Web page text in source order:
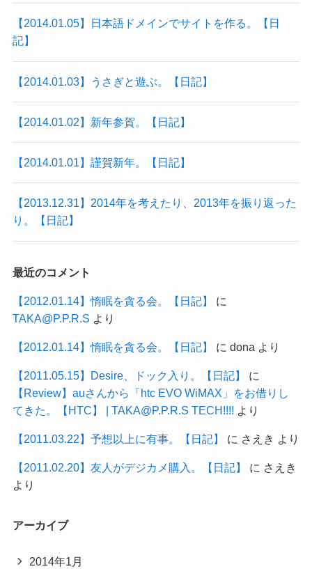
【2014.01.05】日本語ドメインでサイトを作る。【日
記】
【2014.01.03】うさぎと遊ぶ。【日記】
【2014.01.02】新年参賀。【日記】
【2014.01.01】謹賀新年。【日記】
【2013.12.31】2014年を考えたり、2013年を振り返った
り。【日記】
最近のコメント
【2012.01.14】惰眠を貪る会。【日記】
に
TAKA@P.P.R.S より
【2012.01.14】惰眠を貪る会。【日記】 に dona より
【2011.05.15】Desire、ドック入り。【日記】
に
【Review】auさんから「htc EVO WiMAX」をお借りし
てきた。【HTC】 | TAKA@P.P.R.S TECH!!!! より
【2011.03.22】予想以上に有事。【日記】 に さえき より
【2011.02.20】友人がデジカメ購入。【日記】 に さえき
より
アーカイブ
2014年1月